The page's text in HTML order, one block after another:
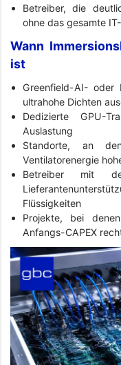
Betreiber, die
ohne das gesamte
Wann
ist
Greenfield-AI- oder
ultrahohe Dichten
Dedizierte GPU-
Auslastung
Standorte, an
Ventilatorenergie
Betreiber mit
Flüssigkeiten
Projekte, bei
Anfangs-CAPEX